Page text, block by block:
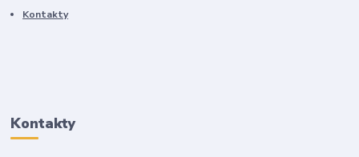
Kontakty
Kontakty